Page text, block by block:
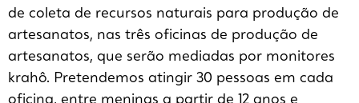
de coleta de recursos naturais para produção de
artesanatos, nas três oficinas de produção de
artesanatos, que serão mediadas por monitores
krahô. Pretendemos atingir 30 pessoas em cada
oficina, entre meninas a partir de 12 anos e